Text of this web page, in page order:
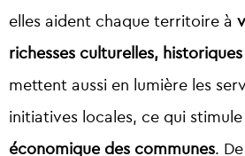
elles aident chaque territoire à
richesses culturelles,
mettent aussi en lumière les
initiatives locales, ce qui
économique des communes.